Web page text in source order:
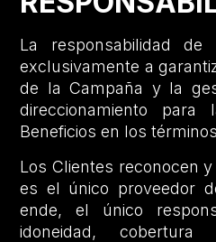
La responsabilidad
exclusivamente a
de la Campaña y la
direccionamiento
Beneficios en los
Los Clientes reconocen
es el único proveedor
ende, el único
idoneidad, cobertura